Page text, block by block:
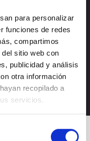
para personalizar
funciones de redes
compartimos
sitio web con
publicidad y análisis
otra información
recopilado a
servicios.